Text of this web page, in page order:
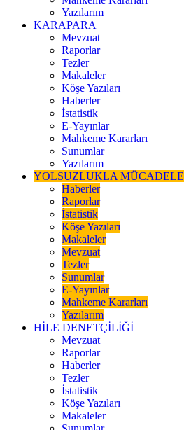
Yazılarım
KARAPARA
Mevzuat
Raporlar
Tezler
Makaleler
Köşe Yazıları
Haberler
İstatistik
E-Yayınlar
Mahkeme Kararları
Sunumlar
Yazılarım
YOLSUZLUKLA MÜCADELE
Haberler
Raporlar
İstatistik
Köşe Yazıları
Makaleler
Mevzuat
Tezler
Sunumlar
E-Yayınlar
Mahkeme Kararları
Yazılarım
HİLE DENETÇİLİĞİ
Mevzuat
Raporlar
Haberler
Tezler
İstatistik
Köşe Yazıları
Makaleler